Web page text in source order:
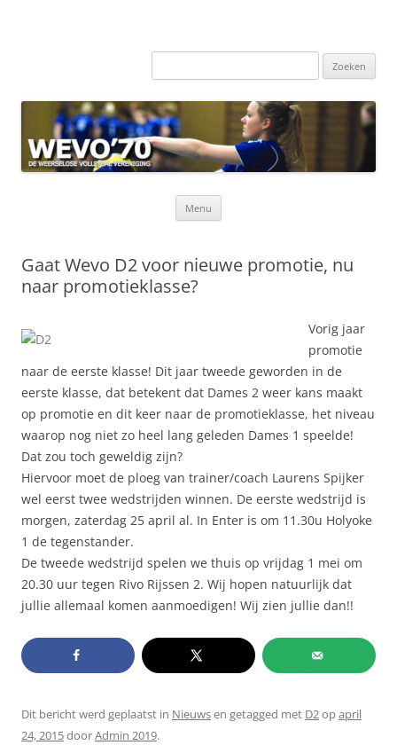
Zoeken
Menu
Gaat Wevo D2 voor nieuwe promotie, nu
naar promotieklasse?
Vorig jaar
promotie
naar de eerste klasse! Dit jaar tweede geworden in de
eerste klasse, dat betekent dat Dames 2 weer kans maakt
op promotie en dit keer naar de promotieklasse, het niveau
waarop nog niet zo heel lang geleden Dames 1 speelde!
Dat zou toch geweldig zijn?
Hiervoor moet de ploeg van trainer/coach Laurens Spijker
wel eerst twee wedstrijden winnen. De eerste wedstrijd is
morgen, zaterdag 25 april al. In Enter is om 11.30u Holyoke
1 de tegenstander.
De tweede wedstrijd spelen we thuis op vrijdag 1 mei om
20.30 uur tegen Rivo Rijssen 2. Wij hopen natuurlijk dat
jullie allemaal komen aanmoedigen! Wij zien jullie dan!!
Dit bericht werd geplaatst in Nieuwsen getagged met D2opapril
24, 2015doorAdmin 2019.